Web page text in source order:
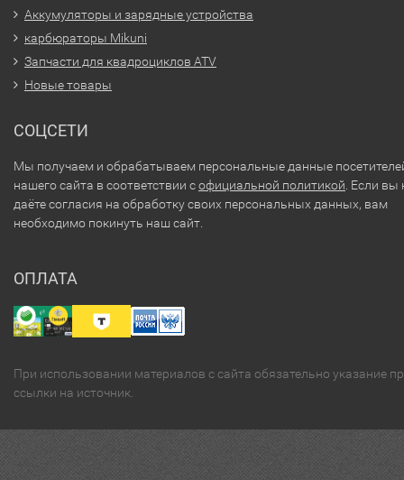
Аккумуляторы и зарядные устройства
карбюраторы Mikuni
Запчасти для квадроциклов ATV
Новые товары
СОЦСЕТИ
Мы получаем и обрабатываем персональные данные
нашего сайта в соответствии софициальной политикой. Если вы
даёте согласия на обработку своих персональных данных, вам
необходимо покинуть наш сайт.
ОПЛАТА
При использовании материалов с сайта обязательно указание
ссылки на источник.